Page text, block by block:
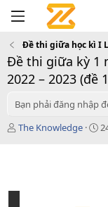
Đề thi giữa học kì I
Đề thi giữa kỳ 1
2022 – 2023 (đề
Bạn phải đăng nhập
T
ả
The Knowledge
C